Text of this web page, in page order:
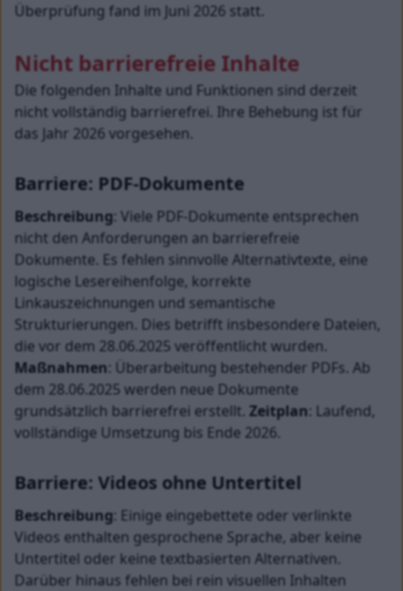
Überprüfung fand im Juni 2026 statt.
Nicht barrierefreie Inhalte
Die folgenden Inhalte und Funktionen sind derzeit
nicht vollständig barrierefrei. Ihre Behebung ist für
das Jahr 2026 vorgesehen.
Barriere: PDF-Dokumente
Beschreibung : Viele PDF-Dokumente entsprechen
nicht den Anforderungen an barrierefreie
Dokumente. Es fehlen sinnvolle Alternativtexte, eine
logische Lesereihenfolge, korrekte
Linkauszeichnungen und semantische
Strukturierungen. Dies betrifft insbesondere Dateien,
die vor dem 28.06.2025 veröffentlicht wurden.
Maßnahmen : Überarbeitung bestehender PDFs. Ab
dem 28.06.2025 werden neue Dokumente
grundsätzlich barrierefrei erstellt. Zeitplan : Laufend,
vollständige Umsetzung bis Ende 2026.
Barriere: Videos ohne Untertitel
Beschreibung : Einige eingebettete oder verlinkte
Videos enthalten gesprochene Sprache, aber keine
Untertitel oder keine textbasierten Alternativen.
Darüber hinaus fehlen bei rein visuellen Inhalten